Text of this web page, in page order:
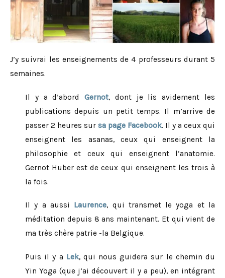
J’y suivrai les enseignements de 4 professeurs durant 5
semaines.
Il y a d’abordGernot, dont je lis avidement les
publications depuis un petit temps. Il m’arrive de
passer 2 heures sur sa page Facebook. Il y a ceux qui
enseignent les asanas, ceux qui enseignent la
philosophie et ceux qui enseignent l’anatomie.
Gernot Huber est de ceux qui enseignent les trois à
la fois.
Il y a aussi Laurence, qui transmet le yoga et la
méditation depuis 8 ans maintenant. Et qui vient de
ma très chère patrie -la Belgique.
Puis il y a Lek, qui nous guidera sur le chemin du
Yin Yoga (que j’ai découvert il y a peu), en intégrant